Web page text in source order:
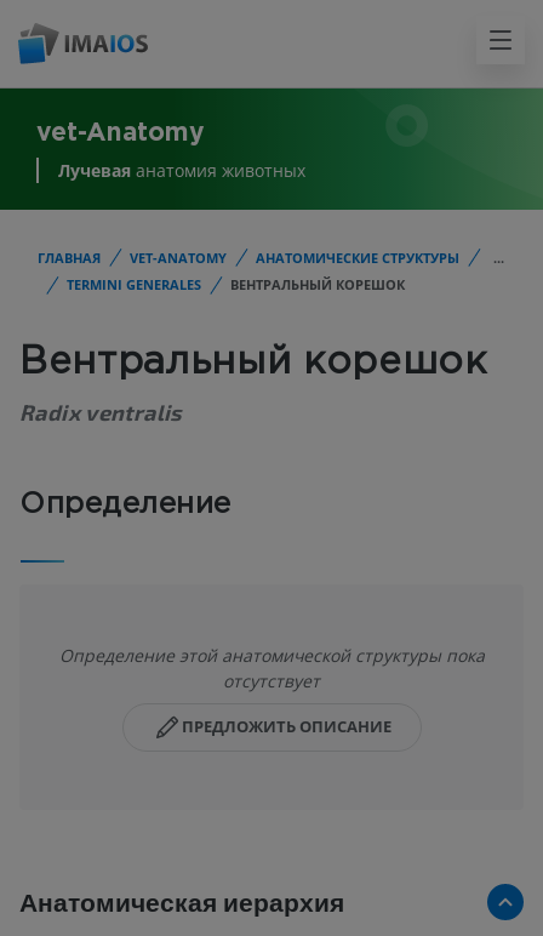
vet-Anatomy
Лучевая анатомия животных
ГЛАВНАЯ VET-ANATOMY АНАТОМИЧЕСКИЕ СТРУКТУРЫ
...
TERMINI GENERALES
ВЕНТРАЛЬНЫЙ КОРЕШОК
Вентральный корешок
Radix ventralis
Определение
Определение этой анатомической структуры пока
отсутствует
ПРЕДЛОЖИТЬ ОПИСАНИЕ
Анатомическая иерархия